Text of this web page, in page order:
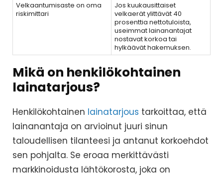
Velkaantumisaste on oma
riskimittari
Jos kuukausittaiset
velkaerät ylittävät 40
prosenttia nettotuloista,
useimmat lainanantajat
nostavat korkoa tai
hylkäävät hakemuksen.
Mikä on henkilökohtainen
lainatarjous?
Henkilökohtainen lainatarjous tarkoittaa, että
lainanantaja on arvioinut juuri sinun
taloudellisen tilanteesi ja antanut korkoehdot
sen pohjalta. Se eroaa merkittävästi
markkinoidusta lähtökorosta, joka on